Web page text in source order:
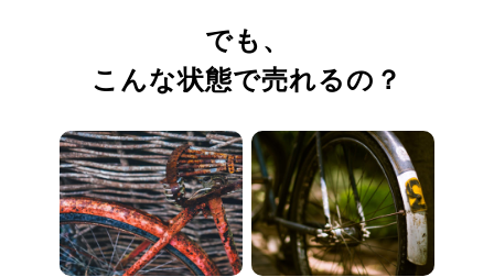
でも、
こんな状態で売れるの？